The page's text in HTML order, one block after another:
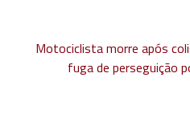
Motociclista morre após
fuga de perseguição